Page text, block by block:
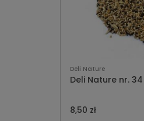
Deli Nature
Deli Nature nr.
8,50 zł